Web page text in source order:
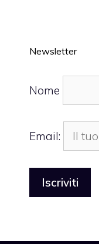
Newsletter
Nome
Email: